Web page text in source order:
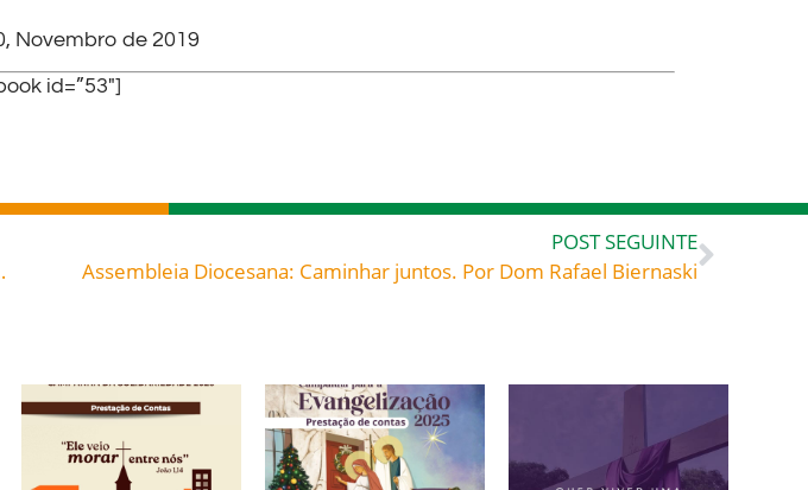
Novembro de 2019
id=”53″]
o Santo, por excelência, Deus.
POST SEGUINTE
Assembleia Diocesana: Caminhar juntos. Por Dom Rafael Biernaski